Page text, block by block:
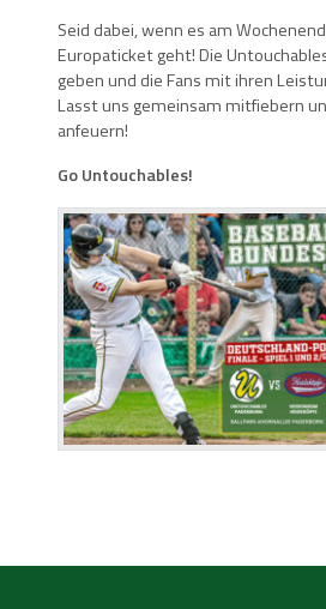
Seid dabei, wenn es am
Europaticket geht! Die
geben und die Fans mit ihren
Lasst uns gemeinsam mitfiebern
anfeuern!
Go Untouchables!